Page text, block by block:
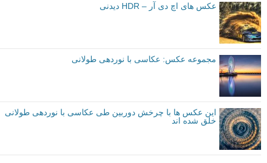
عکس های اچ دی آر – HDR دیدنی
مجموعه عکس: عکاسی با نوردهی طولانی
این عکس ها با چرخش دوربین طی عکاسی با نوردهی طولانی
خلق شده اند